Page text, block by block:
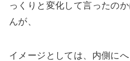
っくりと変化して言ったの
んが、
イメージとしては、内側に